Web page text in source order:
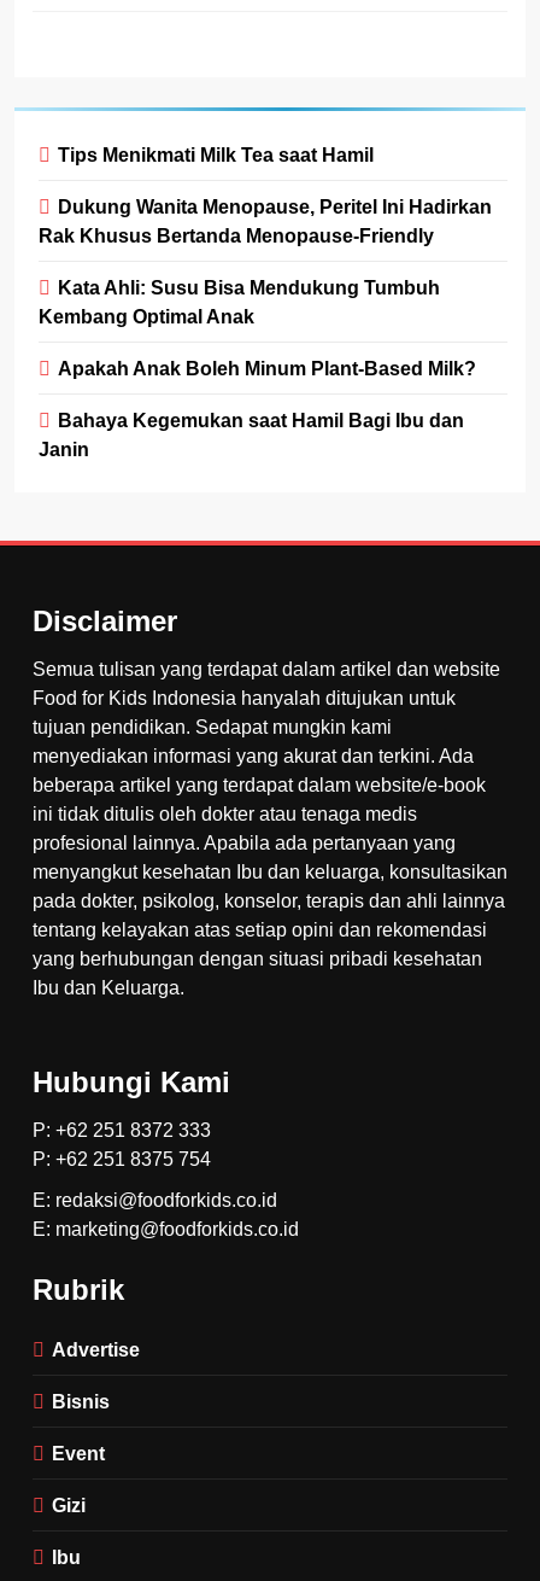
Tips Menikmati Milk Tea saat Hamil
Dukung Wanita Menopause, Peritel Ini Hadirkan
Rak Khusus Bertanda Menopause-Friendly
Kata Ahli: Susu Bisa Mendukung Tumbuh
Kembang Optimal Anak
Apakah Anak Boleh Minum Plant-Based Milk?
Bahaya Kegemukan saat Hamil Bagi Ibu dan
Janin
Disclaimer
Semua tulisan yang terdapat dalam artikel dan website
Food for Kids Indonesia hanyalah ditujukan untuk
tujuan pendidikan. Sedapat mungkin kami
menyediakan informasi yang akurat dan terkini. Ada
beberapa artikel yang terdapat dalam website/e-book
ini tidak ditulis oleh dokter atau tenaga medis
profesional lainnya. Apabila ada pertanyaan yang
menyangkut kesehatan Ibu dan keluarga, konsultasikan
pada dokter, psikolog, konselor, terapis dan ahli lainnya
tentang kelayakan atas setiap opini dan rekomendasi
yang berhubungan dengan situasi pribadi kesehatan
Ibu dan Keluarga.
Hubungi Kami
P: +62 251 8372 333
P: +62 251 8375 754
E: redaksi@foodforkids.co.id
E: marketing@foodforkids.co.id
Rubrik
Advertise
Bisnis
Event
Gizi
Ibu